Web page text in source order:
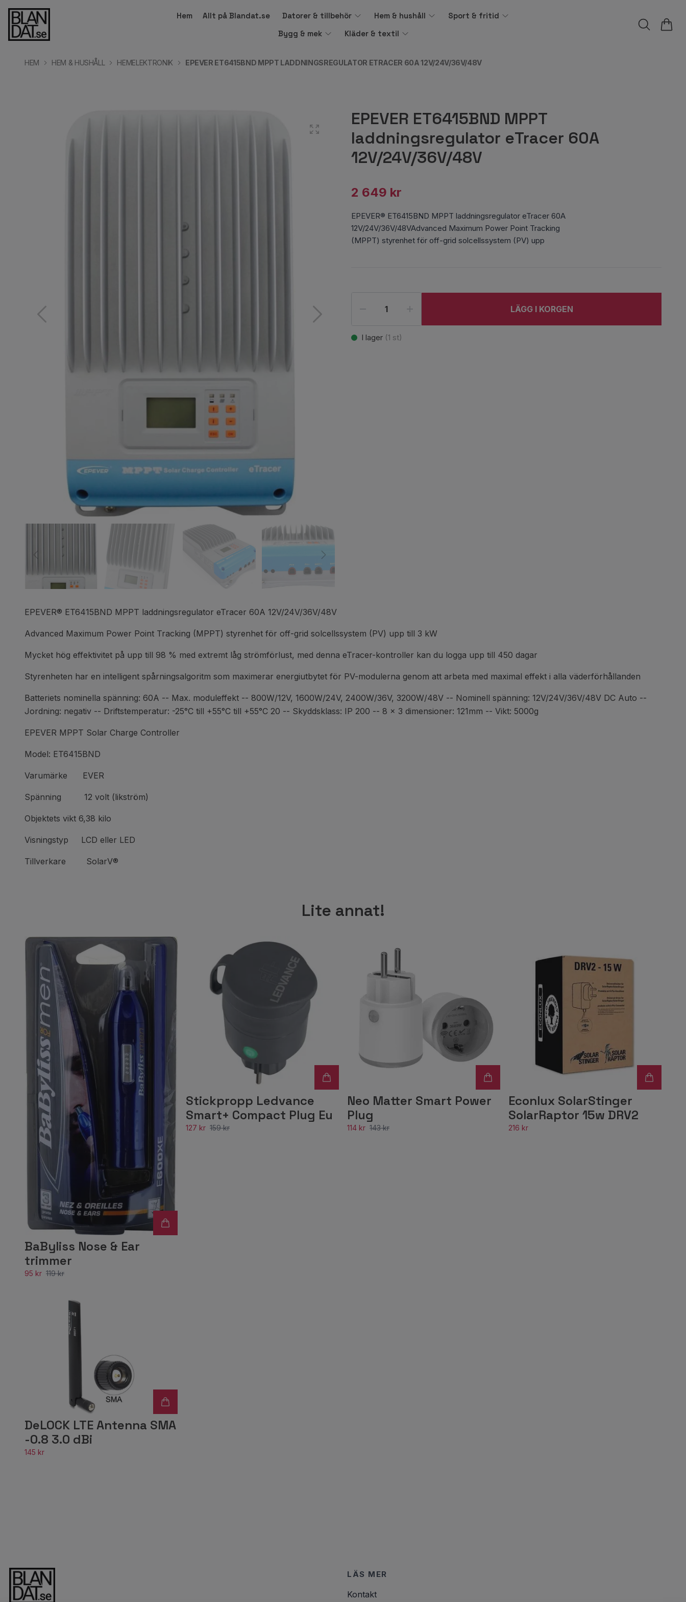
Hem Allt på Blandat.se Datorer & tillbehör Hem & hushåll
Sport & fritid
Bygg & mek
Kläder & textil
HEM HEM & HUSHÅLL HEMELEKTRONIK EPEVER ET6415BND MPPT LADDNINGSREGULATOR ETRACER 60A 12V/24V/36V/48V
EPEVER ET6415BND MPPT
laddningsregulator eTracer 60A
12V/24V/36V/48V
2 649 kr
EPEVER® ET6415BND MPPT laddningsregulator eTracer 60A
12V/24V/36V/48VAdvanced Maximum Power Point Tracking
(MPPT) styrenhet för off-grid solcellssystem (PV) upp
LÄGG I KORGEN
I lager (1 st)
EPEVER® ET6415BND MPPT laddningsregulator eTracer 60A 12V/24V/36V/48V
Advanced Maximum Power Point Tracking (MPPT) styrenhet för off-grid solcellssystem (PV) upp till 3 kW
Mycket hög effektivitet på upp till 98 % med extremt låg strömförlust, med denna eTracer-kontroller kan du logga upp till 450 dagar
Styrenheten har en intelligent spårningsalgoritm som maximerar energiutbytet för PV-modulerna genom att arbeta med maximal effekt i alla väderförhållanden
Batteriets nominella spänning: 60A -- Max. moduleffekt -- 800W/12V, 1600W/24V, 2400W/36V, 3200W/48V -- Nominell spänning: 12V/24V/36V/48V DC Auto --
Jordning: negativ -- Driftstemperatur: -25°C till +55°C till +55°C 20 -- Skyddsklass: IP 200 -- 8 x 3 dimensioner: 121mm -- Vikt: 5000g
EPEVER MPPT Solar Charge Controller
Model: ET6415BND
Varumärke EVER
Spänning 12 volt (likström)
Objektets vikt 6,38 kilo
Visningstyp LCD eller LED
Tillverkare SolarV®
Lite annat!
BaByliss Nose & Ear
trimmer
95 kr 119 kr
Stickpropp Ledvance
Smart+ Compact Plug Eu
127 kr 159 kr
Neo Matter Smart Power
Plug
114 kr 143 kr
Econlux SolarStinger
SolarRaptor 15w DRV2
216 kr
DeLOCK LTE Antenna SMA
-0.8 3.0 dBi
145 kr
LÄS MER
Kontakt